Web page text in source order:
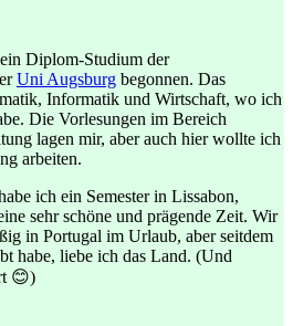
Diplom-Studium der
Uni Augsburg begonnen. Das
Informatik und Wirtschaft, wo ich
Die Vorlesungen im Bereich
lagen mir, aber auch hier wollte ich
arbeiten.
ich ein Semester in Lissabon,
sehr schöne und prägende Zeit. Wir
in Portugal im Urlaub, aber seitdem
habe, liebe ich das Land. (Und
😊)